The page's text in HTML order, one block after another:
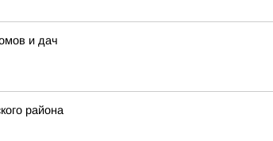
и дач
района